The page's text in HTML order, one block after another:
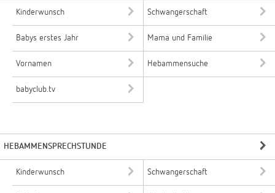
Kinderwunsch Schwangerschaft
Babys erstes Jahr Mama und Familie
Vornamen Hebammensuche
babyclub.tv
HEBAMMENSPRECHSTUNDE
Kinderwunsch Schwangerschaft